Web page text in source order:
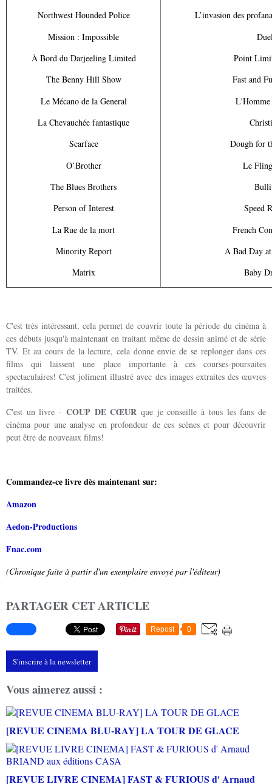
Northwest Hounded Police
Mission : Impossible
À Bord du Darjeeling Limited
The Benny Hill Show
Le Mécano de la General
La Chevauchée fantastique
Scarface
O’Brother
The Blues Brothers
Person of Interest
La Rue de la mort
Minority Report
Matrix
L’invasion des
Point
Fast and
L'Homme
Dough for
Le
Speed
French
A Bad Day
Baby
C'est très intéressant, cela permet de couvrir toute la période du cinéma à
ces débuts jusqu'à maintenant en traitant même de dessin animé et de série
TV. Et au cours de la lecture, cela donne envie de se replonger dans ces
films qui laissent une place importante à ces courses-poursuites
spectaculaires! C'est joliment illustré avec des images extraites des œuvres
traitées.
C'est un livre - COUP DE CŒUR que je conseille à tous les fans de
cinéma pour une analyse en profondeur de ces scènes et pour découvrir
peut être de nouveaux films!
Commandez-ce livre dès maintenant sur:
Amazon
Aedon-Productions
Fnac.com
(Chronique faite à partir d'un exemplaire envoyé par l'éditeur)
PARTAGER CET ARTICLE
Repost 0
S'inscrire à la newsletter
Vous aimerez aussi :
[REVUE CINEMA BLU-RAY] LA TOUR DE GLACE
[REVUE LIVRE CINEMA] FAST & FURIOUS d' Arnaud